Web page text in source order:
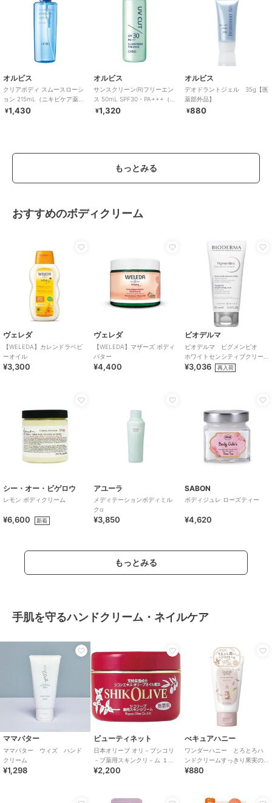
オルビス
クリアボディ スムースローシ
ョン 215mL（ニキビケア薬用
ボディローション）［医薬部
¥1,430
オルビス
サンスクリーン(R)フリーエン
ス 50mL SPF30・PA+++（全
身用日焼け止め）
¥1,320
オルビス
デオドラントジェル 35g【医
薬部外品】
¥880
もっとみる
おすすめのボディクリーム
ヴェレダ
【WELEDA】カレンドラベビ
ーオイル
¥3,300
ヴェレダ
【WELEDA】マザーズ ボディ
バター
¥4,400
ビオデルマ
ビオデルマ ピグメンビオ
ホワイトセンシティブクリー
ム ７５ｍＬ
¥3,036 再入荷
シー・オー・ビゲロウ
レモン ボディクリーム
¥6,600 新着
アユーラ
メディテーションボディミル
クα
¥3,850
SABON
ボディジュレ ローズティー
¥4,620
もっとみる
手肌を守るハンドクリーム・ネイルケア
ママバター
ママバター ウィズ ハンド
クリーム
¥1,298
ビューティネット
日本オリーブ オリ－ブシコリ
－ブ薬用スキンクリ－ム １８
０Ｇ
¥2,200
べキュアハニー
ワンダーハニー とろとろハ
ンドクリームすっきり果実の
ブラックティー
¥880